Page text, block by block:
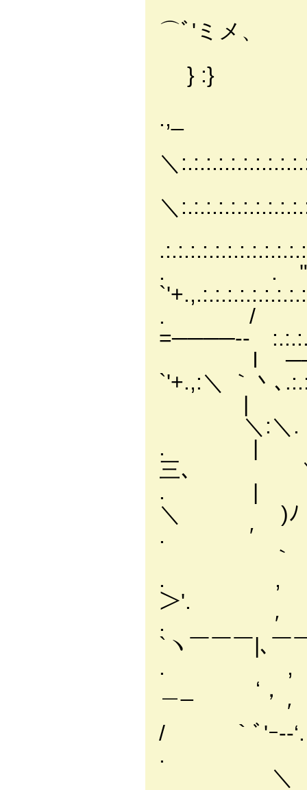
⌒ﾞ'ミ
} :}
.,_
＼
＼
. . '" ､
. / __
=────‐-
l ─┬‐
`'+.,:＼ ｀丶､
| |.
＼:＼.
. | │
三､ ＼
. | ,
＼ )ﾉ
. ′ ′/
｀
. , V/. : ‘
＞'.
. ′ /. : :. :
`ヽ￣￣￣|､￣
. , /. : : : :
＿_ ‘，
′ ‘:, : :
/ ｀ﾞ'ｰ--
. ＼: :
＼ ＼